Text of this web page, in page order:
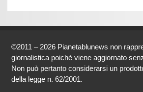
©2011 – 2026 Pianetablunews non
giornalistica poiché viene aggiornato
Non può pertanto considerarsi un
della legge n. 62/2001.